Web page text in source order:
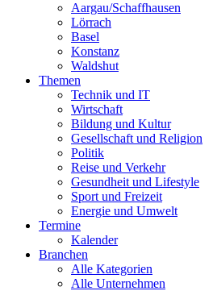
Aargau/Schaffhausen
Lörrach
Basel
Konstanz
Waldshut
Themen
Technik und IT
Wirtschaft
Bildung und Kultur
Gesellschaft und Religion
Politik
Reise und Verkehr
Gesundheit und Lifestyle
Sport und Freizeit
Energie und Umwelt
Termine
Kalender
Branchen
Alle Kategorien
Alle Unternehmen